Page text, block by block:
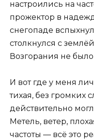
настроились на
прожектор в
снегопаде
столкнулся с
Возгорания не
И вот где у меня
тихая, без громких
действительно
Метель, ветер,
частоты — всё это